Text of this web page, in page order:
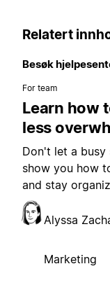
Relatert
Besøk
For team
Learn how
less
Don't let a busy
show you how
and stay
Alyssa
Marketing